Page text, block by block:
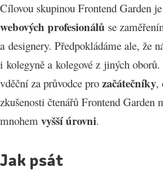
Cílovou skupinou Frontend Garden je
webových profesionálů se
a designery. Předpokládáme ale, že
i kolegyně a kolegové z jiných oborů.
vděční za průvodce pro začátečníky,
zkušenosti čtenářů Frontend Garden
mnohem vyšší úrovni.
Jak psát